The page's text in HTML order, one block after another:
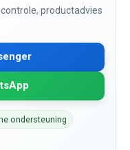
productadvies
ondersteuning